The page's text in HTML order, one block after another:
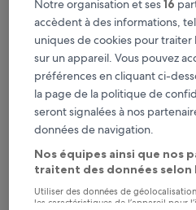
Base Geneva
Base Geneva
Hébergement
4.5 étoiles
À 1,8 km de : Parc de l'Ariana
9.6
10,
Exceptionnel,
(76 avis)
9,6/10 Exceptionnel (76 avis)
Notre organisation et ses16
accèdent à des informations,
uniques de cookies pour traiter
sur un appareil. Vous pouvez
préférences en cliquant ci-
la page de la politique de
seront signalées à nos
données de navigation.
Nos équipes ainsi que nos
traitent des données selon
Utiliser des données de
les caractéristiques de l’appareil pour